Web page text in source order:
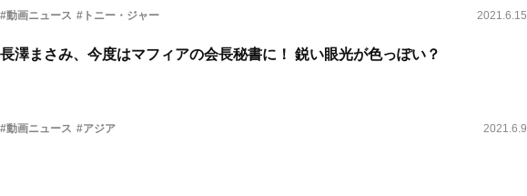
#動画ニュース #トニー・ジャー 2021.6.15
長澤まさみ、今度はマフィアの会長秘書に！ 鋭い眼光が色っぽい？
#動画ニュース #アジア 2021.6.9